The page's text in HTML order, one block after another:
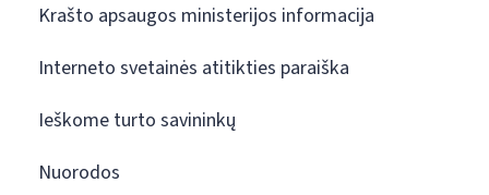
Krašto apsaugos ministerijos informacija
Interneto svetainės atitikties paraiška
Ieškome turto savininkų
Nuorodos